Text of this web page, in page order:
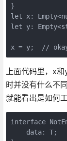
}
let x:
let y:
上面代码里，x
时并没有什么不
就能看出是如何工
interface
    data: T;